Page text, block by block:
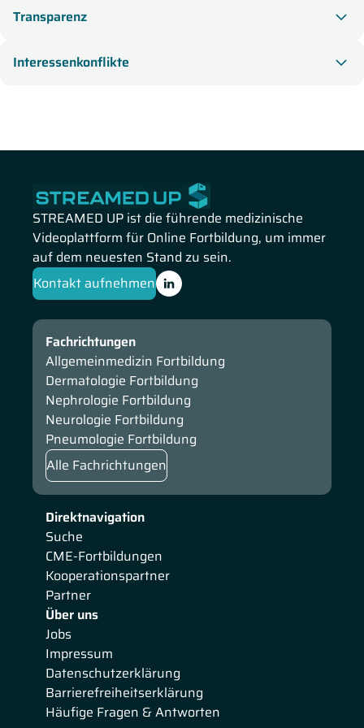
Transparenz
Interessenkonflikte
STREAMED UP ist die führende medizinische
Videoplattform für Online Fortbildung, um immer
auf dem neuesten Stand zu sein.
Kontakt aufnehmen
Direktnavigation
Suche
CME-Fortbildungen
Kooperationspartner
Partner
Über uns
Jobs
Impressum
Datenschutzerklärung
Barrierefreiheitserklärung
Häufige Fragen & Antworten
Fachrichtungen
Allgemeinmedizin Fortbildung
Dermatologie Fortbildung
Nephrologie Fortbildung
Neurologie Fortbildung
Pneumologie Fortbildung
Alle Fachrichtungen